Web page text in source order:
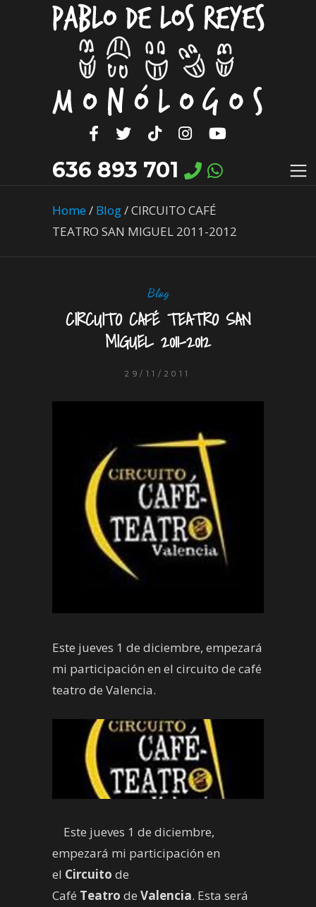
636 893 701
Home/ Blog/CIRCUITO CAFÉ
TEATRO SAN MIGUEL 2011-2012
Blog
CIRCUITO CAFÉ TEATRO SAN
MIGUEL 2011-2012
29/11/2011
Este jueves 1 de diciembre, empezará
mi participación en el circuito de café
teatro de Valencia.
Este jueves 1 de diciembre,
empezará mi participación en
el Circuito de
Café Teatro de Valencia. Esta será